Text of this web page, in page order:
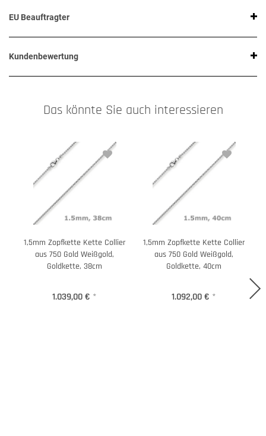
EU Beauftragter
Kundenbewertung
Das könnte Sie auch interessieren
1,5mm Zopfkette Kette Collier
aus 750 Gold Weißgold,
Goldkette, 38cm
1.039,00 € *
1,5mm Zopfkette Kette Collier
aus 750 Gold Weißgold,
Goldkette, 40cm
1.092,00 € *